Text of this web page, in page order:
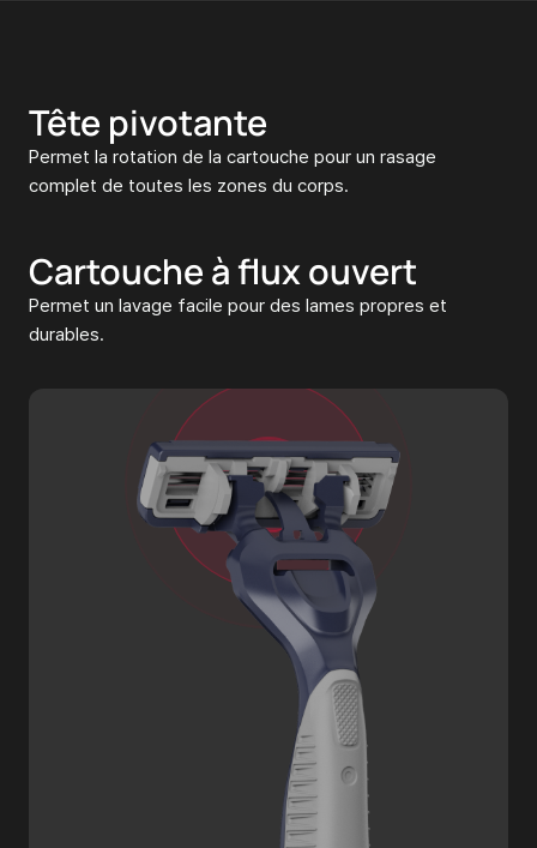
Tête pivotante
Permet la rotation de la cartouche pour un rasage
complet de toutes les zones du corps.
Cartouche à flux ouvert
Permet un lavage facile pour des lames propres et
durables.